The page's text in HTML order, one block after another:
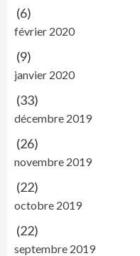
(6)
février 2020
(9)
janvier 2020
(33)
décembre 2019
(26)
novembre 2019
(22)
octobre 2019
(22)
septembre 2019